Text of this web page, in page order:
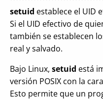
setuid establece el UID
Si el UID efectivo de
también se establecen
real y salvado.
Bajo Linux, setuid está
versión POSIX con la
Esto permite que un